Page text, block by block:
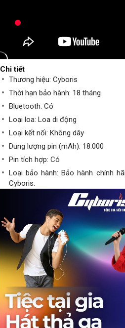
Chi tiết
Thương hiệu: Cyboris
Thời hạn bảo hành: 18 tháng
Bluetooth: Có
Loại loa: Loa di động
Loại kết nối: Không dây
Dung lượng pin (mAh): 18.000
Pin tích hợp: Có
Loại bảo hành: Bảo hành chính
Cyboris.